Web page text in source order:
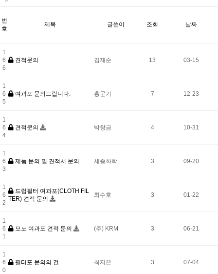
번
호
제목 글쓴이 조회 날짜
1
6
6
견적문의 김재순 13 03-15
1
6
5
여과포 문의드립니다. 홍문기 7 12-23
1
6
4
견적문의 박창금 4 10-31
1
6
3
제품 문의 및 견적서 문의 세종화학 3 09-20
1
6
2
드럼필터 여과포(CLOTH FIL
TER) 견적 문의
최수호 3 01-22
1
6
1
모노 여과포 견적 문의 (주) KRM 3 06-21
1
6
0
필터포 문의의 건 최지은 3 07-04